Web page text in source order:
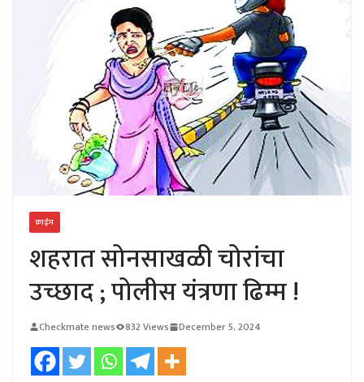
क्राईम
शहरात सोनसाखळी चोरांचा
उच्छाद ; पोलीस यंत्रणा ढिम्म !
Checkmate news 832 Views December 5, 2024